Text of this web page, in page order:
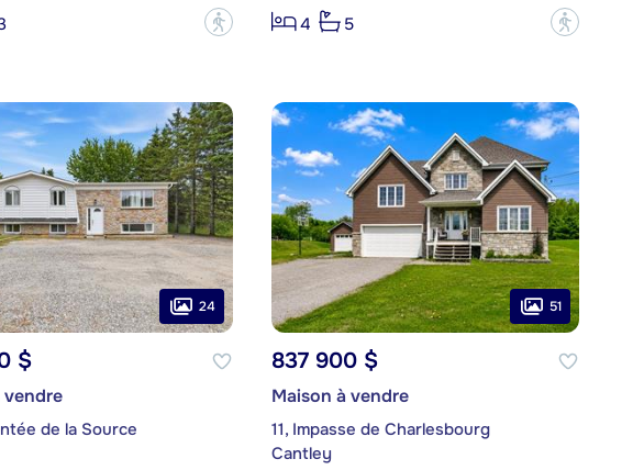
?
4
5 ?
24
$
vendre
de la Source
51
837 900 $
Maison à vendre
11, Impasse de Charlesbourg
Cantley